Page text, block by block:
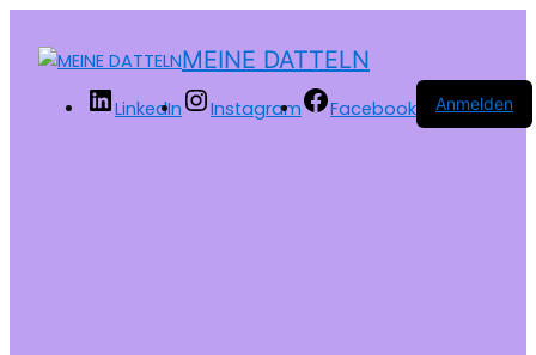
MEINE DATTELN
LinkedIn Instagram Facebook Anmelden